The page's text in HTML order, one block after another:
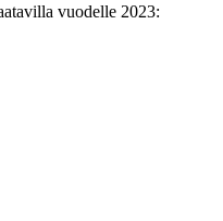
vuodelle 2023: